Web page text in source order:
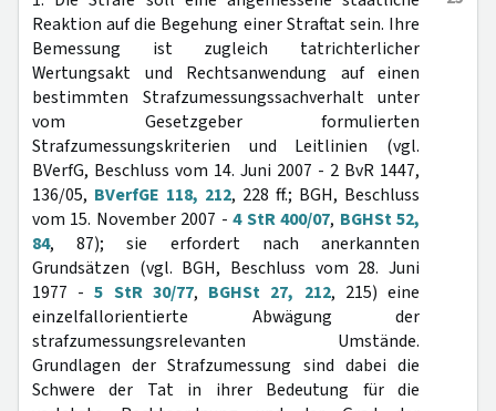
Reaktion auf die Begehung einer Straftat sein. Ihre
Bemessung ist zugleich tatrichterlicher
Wertungsakt und Rechtsanwendung auf einen
bestimmten Strafzumessungssachverhalt unter
vom Gesetzgeber formulierten
Strafzumessungskriterien und Leitlinien (vgl.
BVerfG, Beschluss vom 14. Juni 2007 - 2 BvR 1447,
136/05, BVerfGE 118, 212, 228 ff.; BGH, Beschluss
vom 15. November 2007 -4 StR 400/07, BGHSt 52,
84, 87); sie erfordert nach anerkannten
Grundsätzen (vgl. BGH, Beschluss vom 28. Juni
1977 -5 StR 30/77, BGHSt 27, 212, 215) eine
einzelfallorientierte Abwägung der
strafzumessungsrelevanten Umstände.
Grundlagen der Strafzumessung sind dabei die
Schwere der Tat in ihrer Bedeutung für die